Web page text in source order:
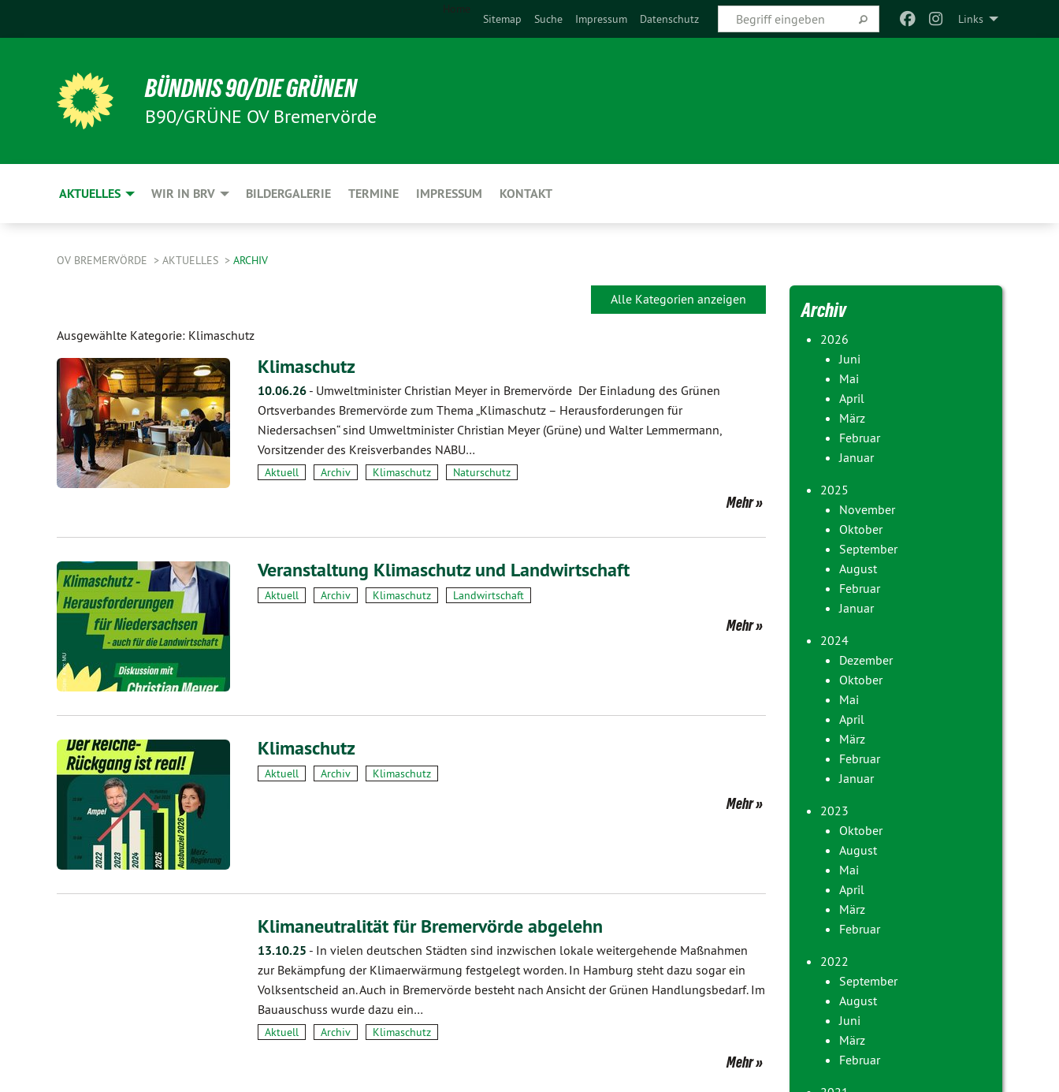
Links
Home
Sitemap Suche Impressum Datenschutz
BÜNDNIS 90/DIE GRÜNEN
B90/GRÜNE OV Bremervörde
AKTUELLES WIR IN BRV BILDERGALERIE TERMINE IMPRESSUM KONTAKT
OV BREMERVÖRDE AKTUELLES ARCHIV
Alle Kategorien anzeigen
Ausgewählte Kategorie: Klimaschutz
Klimaschutz
10.06.26 - Umweltminister Christian Meyer in Bremervörde Der Einladung des Grünen
Ortsverbandes Bremervörde zum Thema „Klimaschutz – Herausforderungen für
Niedersachsen“ sind Umweltminister Christian Meyer (Grüne) und Walter Lemmermann,
Vorsitzender des Kreisverbandes NABU…
Aktuell Archiv Klimaschutz Naturschutz
Mehr
Veranstaltung Klimaschutz und Landwirtschaft
Aktuell Archiv Klimaschutz Landwirtschaft
Mehr
Klimaschutz
Aktuell Archiv Klimaschutz
Mehr
Klimaneutralität für Bremervörde abgelehn
13.10.25 - In vielen deutschen Städten sind inzwischen lokale weitergehende Maßnahmen
zur Bekämpfung der Klimaerwärmung festgelegt worden. In Hamburg steht dazu sogar ein
Volksentscheid an. Auch in Bremervörde besteht nach Ansicht der Grünen Handlungsbedarf. Im
Bauauschuss wurde dazu ein…
Aktuell Archiv Klimaschutz
Mehr
Archiv
2026
Juni
Mai
April
März
Februar
Januar
2025
November
Oktober
September
August
Februar
Januar
2024
Dezember
Oktober
Mai
April
März
Februar
Januar
2023
Oktober
August
Mai
April
März
Februar
2022
September
August
Juni
März
Februar